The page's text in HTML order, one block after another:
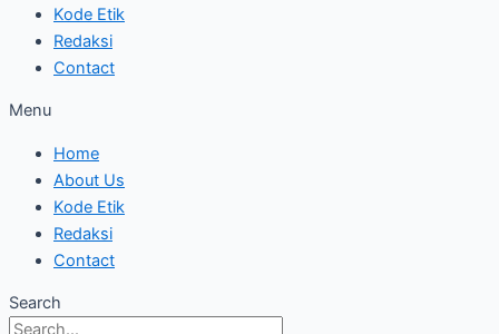
Kode Etik
Redaksi
Contact
Menu
Home
About Us
Kode Etik
Redaksi
Contact
Search